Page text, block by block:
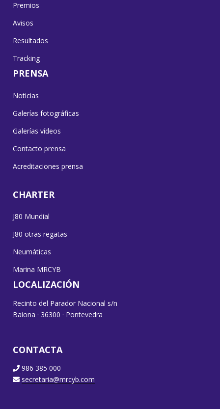
Premios
Avisos
Resultados
Tracking
PRENSA
Noticias
Galerías fotográficas
Galerías vídeos
Contacto prensa
Acreditaciones prensa
CHARTER
J80 Mundial
J80 otras regatas
Neumáticas
Marina MRCYB
LOCALIZACIÓN
Recinto del Parador Nacional s/n
Baiona · 36300 · Pontevedra
CONTACTA
986 385 000
secretaria@mrcyb.com